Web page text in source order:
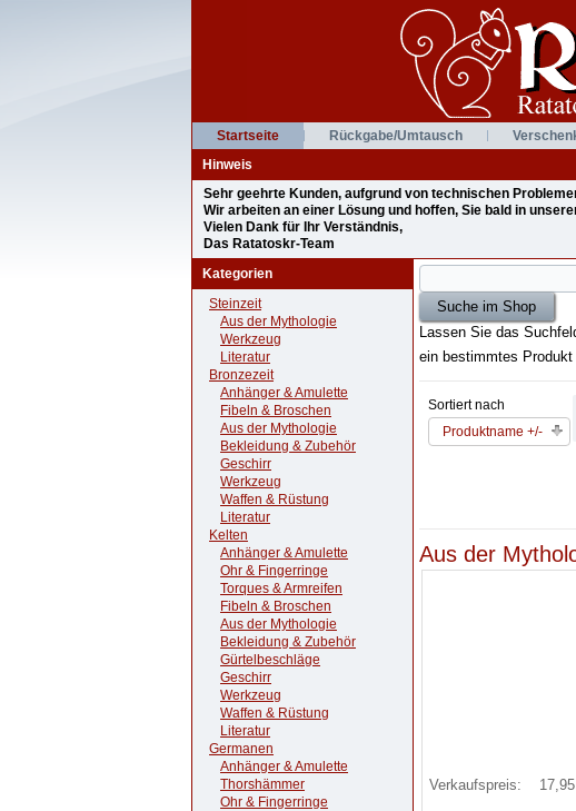
Startseite Rückgabe/Umtausch
Hinweis
Sehr geehrte Kunden, aufgrund von technischen
Wir arbeiten an einer Lösung und hoffen, Sie bald in
Vielen Dank für Ihr Verständnis,
Das Ratatoskr-Team
Kategorien
Steinzeit
Aus der Mythologie
Werkzeug
Literatur
Bronzezeit
Anhänger & Amulette
Fibeln & Broschen
Aus der Mythologie
Bekleidung & Zubehör
Geschirr
Werkzeug
Waffen & Rüstung
Literatur
Kelten
Anhänger & Amulette
Ohr & Fingerringe
Torques & Armreifen
Fibeln & Broschen
Aus der Mythologie
Bekleidung & Zubehör
Gürtelbeschläge
Geschirr
Werkzeug
Waffen & Rüstung
Literatur
Germanen
Anhänger & Amulette
Thorshämmer
Ohr & Fingerringe
Lassen Sie das
ein bestimmtes Produkt
Sortiert nach
Produktname +/-
Aus der
Verkaufspreis: